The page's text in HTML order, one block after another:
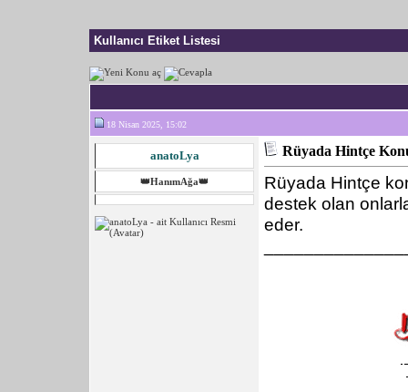
Kullanıcı Etiket Listesi
18 Nisan 2025, 15:02
anatoLya
👑HanımAğa👑
Rüyada Hintçe
Rüyada Hintçe
destek olan
eder.